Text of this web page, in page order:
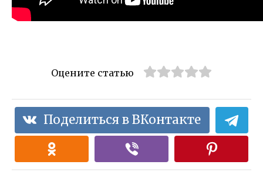
Оцените статью
Поделиться в ВКонтакте